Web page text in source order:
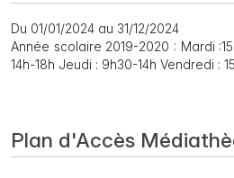
Du 01/01/2024 au 31/12/2024
Année scolaire 2019-2020 : Mardi
14h-18h Jeudi : 9h30-14h Vendredi :
Plan d'Accès